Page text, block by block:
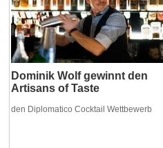
Dominik Wolf gewinnt den
Artisans of Taste
den Diplomatico Cocktail Wettbewerb